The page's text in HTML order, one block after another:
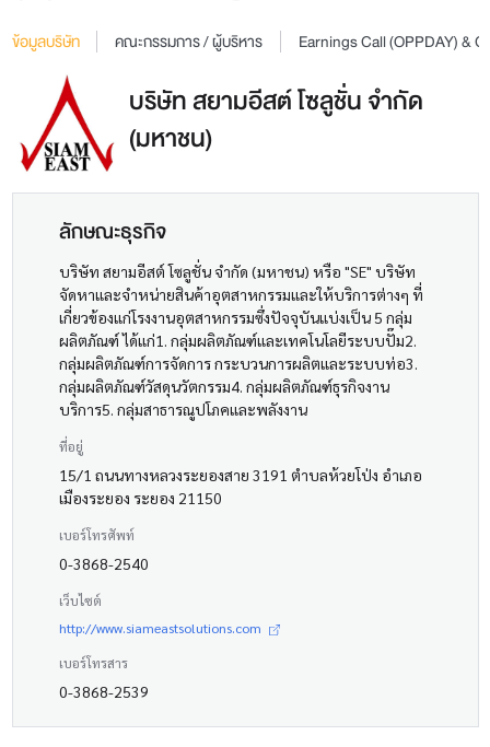
ข้อมูลบริษัท คณะกรรมการ / ผู้บริหาร Earnings Call (OPPDAY) &
บริษัท สยามอีสต์ โซลูชั่น จำกัด
(มหาชน)
ลักษณะธุรกิจ
บริษัท สยามอีสต์ โซลูชั่น จำกัด (มหาชน) หรือ "SE" บริษัท
จัดหาและจำหน่ายสินค้าอุตสาหกรรมและให้บริการต่างๆ ที่
เกี่ยวข้องแก่โรงงานอุตสาหกรรมซึ่งปัจจุบันแบ่งเป็น 5 กลุ่ม
ผลิตภัณฑ์ ได้แก่1. กลุ่มผลิตภัณฑ์และเทคโนโลยีระบบปั๊ม2.
กลุ่มผลิตภัณฑ์การจัดการ กระบวนการผลิตและระบบท่อ3.
กลุ่มผลิตภัณฑ์วัสดุนวัตกรรม4. กลุ่มผลิตภัณฑ์ธุรกิจงาน
บริการ5. กลุ่มสาธารณูปโภคและพลังงาน
ที่อยู่
15/1 ถนนทางหลวงระยองสาย 3191 ตำบลห้วยโป่ง อำเภอ
เมืองระยอง ระยอง 21150
เบอร์โทรศัพท์
0-3868-2540
เว็บไซต์
http://www.siameastsolutions.com
เบอร์โทรสาร
0-3868-2539